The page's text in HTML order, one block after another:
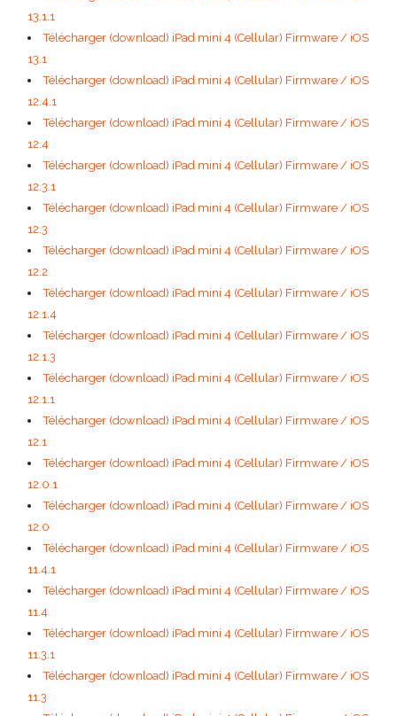
13.1.1
Télécharger (download) iPad mini 4 (Cellular) Firmware / iOS
13.1
Télécharger (download) iPad mini 4 (Cellular) Firmware / iOS
12.4.1
Télécharger (download) iPad mini 4 (Cellular) Firmware / iOS
12.4
Télécharger (download) iPad mini 4 (Cellular) Firmware / iOS
12.3.1
Télécharger (download) iPad mini 4 (Cellular) Firmware / iOS
12.3
Télécharger (download) iPad mini 4 (Cellular) Firmware / iOS
12.2
Télécharger (download) iPad mini 4 (Cellular) Firmware / iOS
12.1.4
Télécharger (download) iPad mini 4 (Cellular) Firmware / iOS
12.1.3
Télécharger (download) iPad mini 4 (Cellular) Firmware / iOS
12.1.1
Télécharger (download) iPad mini 4 (Cellular) Firmware / iOS
12.1
Télécharger (download) iPad mini 4 (Cellular) Firmware / iOS
12.0.1
Télécharger (download) iPad mini 4 (Cellular) Firmware / iOS
12.0
Télécharger (download) iPad mini 4 (Cellular) Firmware / iOS
11.4.1
Télécharger (download) iPad mini 4 (Cellular) Firmware / iOS
11.4
Télécharger (download) iPad mini 4 (Cellular) Firmware / iOS
11.3.1
Télécharger (download) iPad mini 4 (Cellular) Firmware / iOS
11.3